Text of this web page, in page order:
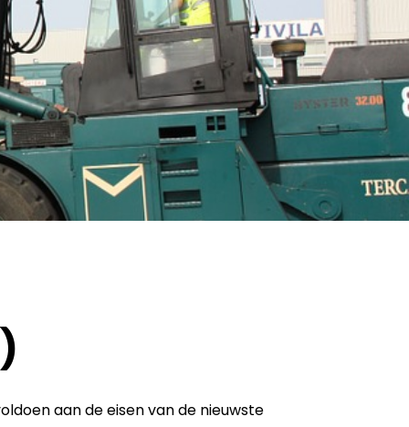
aan de eisen van de nieuwste